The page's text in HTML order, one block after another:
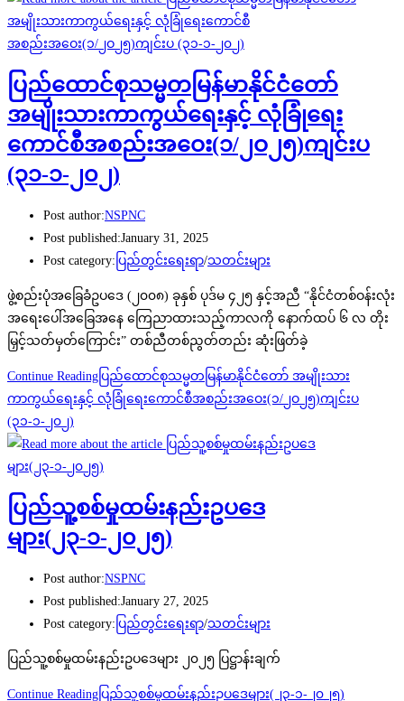
ပြည်ထောင်စုသမ္မတမြန်မာနိုင်ငံတော်
အမျိုးသားကာကွယ်ရေးနှင့် လုံခြုံရေး
ကောင်စီအစည်းအဝေး(၁/၂ဝ၂၅)ကျင်းပ
(၃၁-၁-၂၀၂)
Post author:NSPNC
Post published:January 31, 2025
Post category: ပြည်တွင်းရေးရာ/သတင်းများ
ဖွဲ့စည်းပုံအခြေခံဥပဒေ (၂၀၀၈) ခုနှစ် ပုဒ်မ ၄၂၅ နှင့်အညီ “နိုင်ငံတစ်ဝန်းလုံး
အရေးပေါ်အခြေအနေ ကြေညာထားသည့်ကာလကို နောက်ထပ် ၆ လ တိုး
မြှင့်သတ်မှတ်ကြောင်း” တစ်ညီတစ်ညွတ်တည်း ဆုံးဖြတ်ခဲ့
Continue Reading ပြည်ထောင်စုသမ္မတမြန်မာနိုင်ငံတော် အမျိုးသား
ကာကွယ်ရေးနှင့် လုံခြုံရေးကောင်စီအစည်းအဝေး(၁/၂ဝ၂၅)ကျင်းပ
(၃၁-၁-၂၀၂)
ပြည်သူ့စစ်မှုထမ်းနည်းဥပဒေ
များ(၂၃-၁-၂၀၂၅)
Post author:NSPNC
Post published:January 27, 2025
Post category: ပြည်တွင်းရေးရာ/သတင်းများ
ပြည်သူ့စစ်မှုထမ်းနည်းဥပဒေများ ၂၀၂၅ ပြဋ္ဌာန်းချက်
Continue Reading ပြည်သူ့စစ်မှုထမ်းနည်းဥပဒေများ(၂၃-၁-၂၀၂၅)